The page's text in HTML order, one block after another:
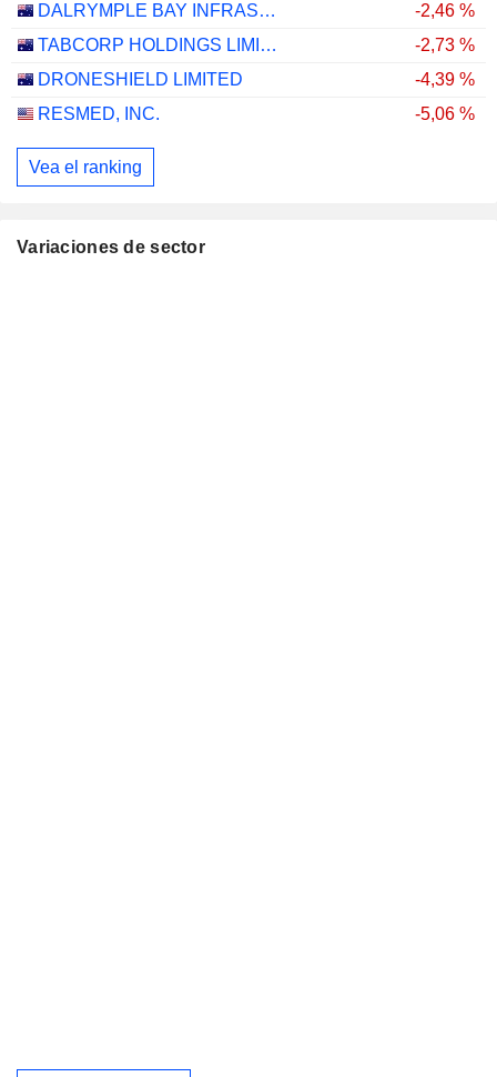
DALRYMPLE BAY INFRASTRUCTURE LIMITED
-2,46 %
TABCORP HOLDINGS LIMITED
-2,73 %
DRONESHIELD LIMITED
-4,39 %
RESMED, INC.
-5,06 %
Vea el ranking
Variaciones de sector